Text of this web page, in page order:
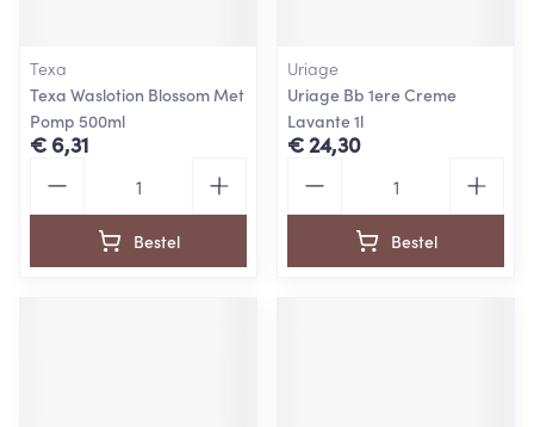
Texa
Texa Waslotion Blossom Met
Pomp 500ml
€ 6,31
Bestel
Uriage
Uriage Bb 1ere Creme
Lavante 1l
€ 24,30
Bestel